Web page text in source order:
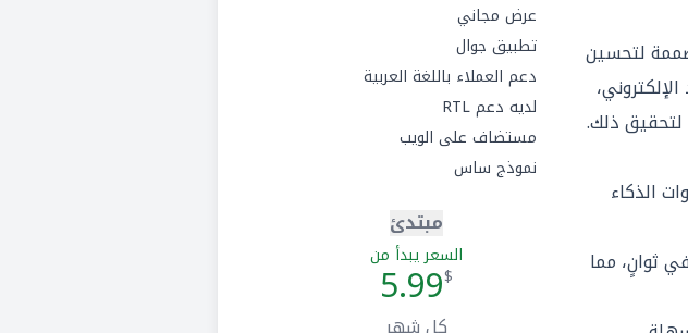
لتحسين
الذكاء
ثوانٍ، مما
عرض مجاني
تطبيق جوال
دعم العملاء باللغة العربية
لديه دعم RTL
مستضاف على الويب
نموذج ساس
مبتدئ
السعر يبدأ من
$
5.99